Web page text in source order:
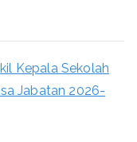
Kepala Sekolah
Jabatan 2026-